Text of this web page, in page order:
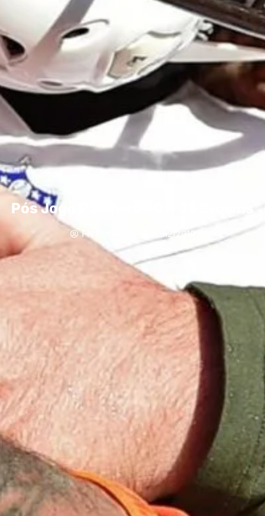
Pós Jogo Panthers 20 x 26 Browns
FN Network 10/12/2018